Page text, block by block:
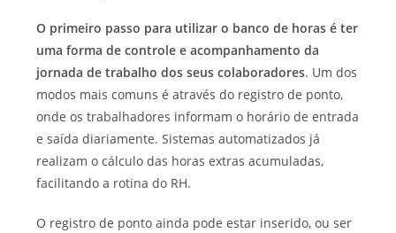
O primeiro passo para utilizar o banco de horas é ter
uma forma de controle e acompanhamento da
jornada de trabalho dos seus colaboradores. Um dos
modos mais comuns é através do registro de ponto,
onde os trabalhadores informam o horário de entrada
e saída diariamente. Sistemas automatizados já
realizam o cálculo das horas extras acumuladas,
facilitando a rotina do RH.
O registro de ponto ainda pode estar inserido, ou ser